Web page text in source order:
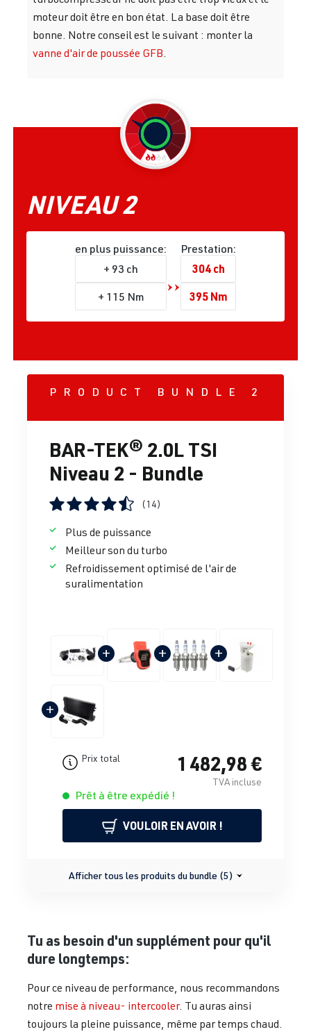
moteur doit être en bon état. La base doit être
bonne. Notre conseil est le suivant : monter la
vanne d'air de poussée GFB.
NIVEAU 2
en plus puissance:
+ 93 ch
+ 115 Nm
Prestation:
304 ch
395 Nm
PRODUCT BUNDLE 2
BAR-TEK® 2.0L TSI
Niveau 2 - Bundle
(14)
Plus de puissance
Meilleur son du turbo
Refroidissement optimisé de l'air de
suralimentation
+ + +
+
Prix total 1 482,98 €
TVA incluse
Prêt à être expédié !
VOULOIR EN AVOIR !
Afficher tous les produits du bundle (5)
Tu as besoin d'un supplément pour qu'il
dure longtemps:
Pour ce niveau de performance, nous recommandons
notre mise à niveau- intercooler. Tu auras ainsi
toujours la pleine puissance, même par temps chaud.